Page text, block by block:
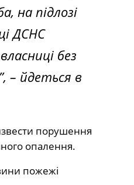
на підлозі
ДСНС
без
– йдеться в
порушення
опалення.
пожежі